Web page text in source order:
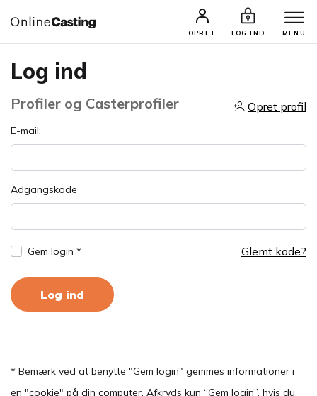
OPRET LOG IND MENU
Log ind
Profiler og Casterprofiler Opret profil
E-mail:
Adgangskode
Gem login * Glemt kode?
Log ind
* Bemærk ved at benytte "Gem login" gemmes informationer i
en "cookie" på din computer. Afkryds kun “Gem login”, hvis du